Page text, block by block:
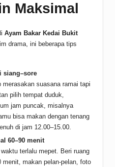
Maksimal
Ayam Bakar Kedai Bukit
drama, ini beberapa tips
siang–sore
merasakan suasana ramai tapi
pilih tempat duduk,
jam puncak, misalnya
bisa makan dengan tenang
di jam 12.00–15.00.
60–90 menit
terlalu mepet. Beri ruang
menit, makan pelan-pelan, foto